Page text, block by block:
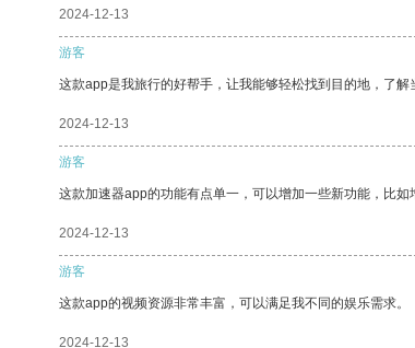
2024-12-13
游客
这款app是我旅行的好帮手，让我能够轻松找到目的地，了解
2024-12-13
游客
这款加速器app的功能有点单一，可以增加一些新功能，比如
2024-12-13
游客
这款app的视频资源非常丰富，可以满足我不同的娱乐需求。
2024-12-13